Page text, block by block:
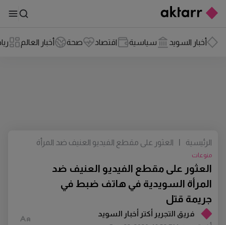
أخبار السويد سياسية اقتصاد صحة أخبار العالم
فريق التجرير أكتر أخبار السويد
العثور على مقطع الفيديو العنيف ضد
المرأة السويدية في هاتف ضبط في
جريمة قتل
منوعات
الرئيسية
العثور على مقطع الفيديو العنيف ضد المرأة